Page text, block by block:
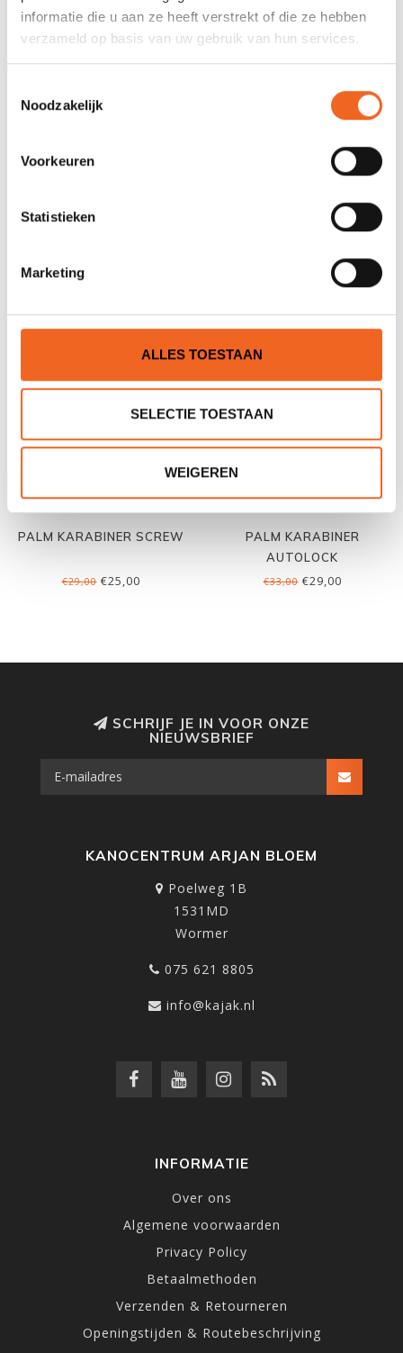
informatie die u aan ze heeft verstrekt of die ze hebben
verzameld op basis van uw gebruik van hun services.
Noodzakelijk
Voorkeuren
Statistieken
Marketing
ALLES TOESTAAN
SELECTIE TOESTAAN
WEIGEREN
€24,00
PALM SNAKE SLING, 4
€19,00
PALM KARABINER SCREW
€29,00€25,00
PALM KARABINER
AUTOLOCK
€33,00€29,00
SCHRIJF JE IN VOOR ONZE
NIEUWSBRIEF
KANOCENTRUM ARJAN BLOEM
Poelweg 1B
1531MD
Wormer
075 621 8805
info@kajak.nl
INFORMATIE
Over ons
Algemene voorwaarden
Privacy Policy
Betaalmethoden
Verzenden & Retourneren
Openingstijden & Routebeschrijving